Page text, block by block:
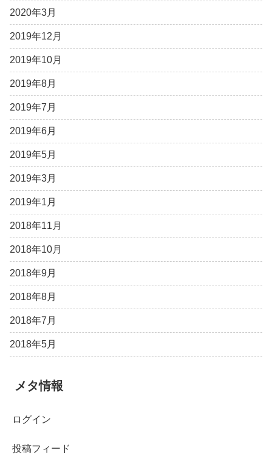
2020年3月
2019年12月
2019年10月
2019年8月
2019年7月
2019年6月
2019年5月
2019年3月
2019年1月
2018年11月
2018年10月
2018年9月
2018年8月
2018年7月
2018年5月
メタ情報
ログイン
投稿フィード